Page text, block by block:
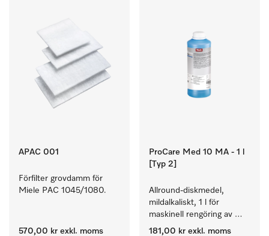
APAC 001
Förfilter grovdamm för
Miele PAC 1045/1080.
570,00 kr exkl. moms
ProCare Med 10 MA - 1 l
[Typ 2]
Allround-diskmedel,
mildalkaliskt, 1 l för
maskinell rengöring av
instrument och utensilier.
181,00 kr exkl. moms